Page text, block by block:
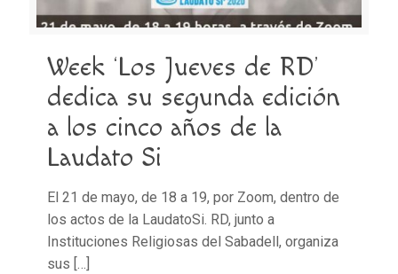
Week ‘Los Jueves de RD’
dedica su segunda edición
a los cinco años de la
Laudato Si
El 21 de mayo, de 18 a 19, por Zoom, dentro de
los actos de la LaudatoSi. RD, junto a
Instituciones Religiosas del Sabadell, organiza
sus […]